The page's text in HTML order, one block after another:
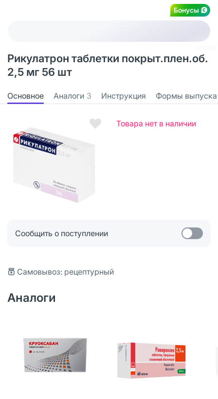
Бонусы
Рикулатрон таблетки покрыт.плен.об.
2,5 мг 56 шт
Основное Аналоги 3 Инструкция Формы выпуска
Товара нет в наличии
Сообщить о поступлении
Самовывоз: рецептурный
Аналоги